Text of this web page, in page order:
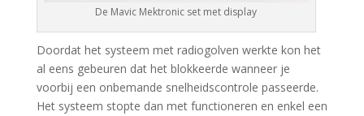
De Mavic Mektronic set met display
Doordat het systeem met radiogolven werkte kon het
al eens gebeuren dat het blokkeerde wanneer je
voorbij een onbemande snelheidscontrole passeerde.
Het systeem stopte dan met functioneren en enkel een